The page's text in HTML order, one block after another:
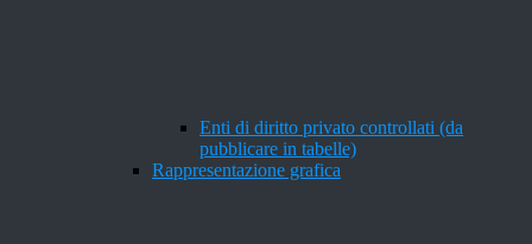
Enti di diritto privato controllati (da
pubblicare in tabelle)
Rappresentazione grafica